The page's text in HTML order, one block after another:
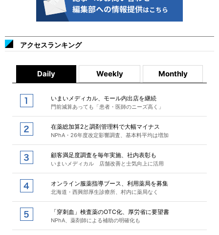
アクセスランキング
Daily Weekly Monthly
いまいメディカル、モール内出店を継続
門前減算あっても「患者・医師のニーズ高く」
在薬総加算2と調剤管理料で大幅マイナス
NPhA・26年度改定影響調査、基本料平均は増加
顧客満足度調査を毎年実施、社内表彰も
いまいメディカル 店舗改善と士気向上に活用
オンライン服薬指導ブース、利用薬局を募集
北海道・西興部厚生診療所、村内に薬局なく
「穿刺血」検査薬のOTC化、厚労省に要望書
NPhA、薬剤師による補助の明確化も